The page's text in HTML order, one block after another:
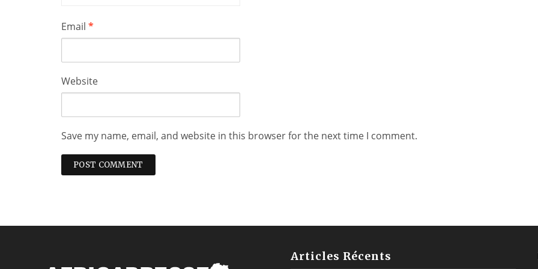
Email *
Website
Save my name, email, and website in this browser for the next time I comment.
Articles Récents